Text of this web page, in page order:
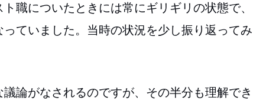
職についたときには常にギリギリの状態で、
ていました。当時の状況を少し振り返ってみ
論がなされるのですが、その半分も理解でき